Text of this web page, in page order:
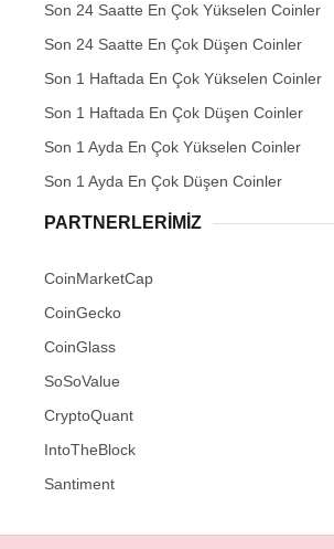
Son 24 Saatte En Çok Yükselen Coinler
Son 24 Saatte En Çok Düşen Coinler
Son 1 Haftada En Çok Yükselen Coinler
Son 1 Haftada En Çok Düşen Coinler
Son 1 Ayda En Çok Yükselen Coinler
Son 1 Ayda En Çok Düşen Coinler
PARTNERLERIMIZ
CoinMarketCap
CoinGecko
CoinGlass
SoSoValue
CryptoQuant
IntoTheBlock
Santiment